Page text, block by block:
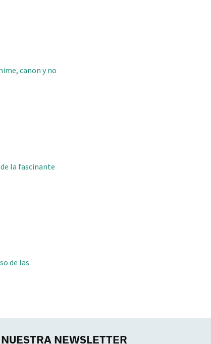
canon y no
la fascinante
de las
NEWSLETTER